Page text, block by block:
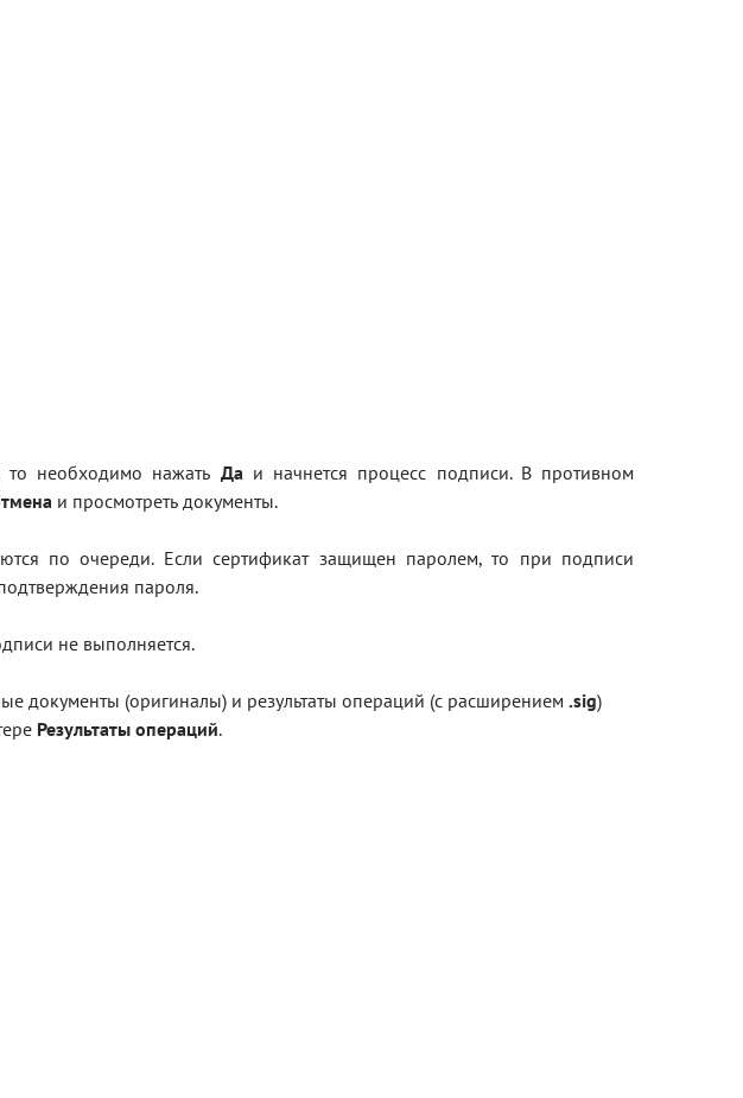
то необходимо нажать Даи начнется процесс подписи. В противном
и просмотреть документы.
по очереди. Если сертификат защищен паролем, то при подписи
пароля.
не выполняется.
документы (оригиналы) и результаты операций (с расширением .sig)
Результаты операций.